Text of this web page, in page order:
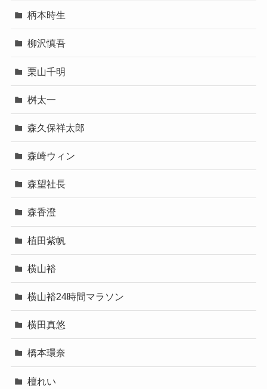
柄本時生
柳沢慎吾
栗山千明
桝太一
森久保祥太郎
森崎ウィン
森望社長
森香澄
植田紫帆
横山裕
横山裕24時間マラソン
横田真悠
橋本環奈
檀れい